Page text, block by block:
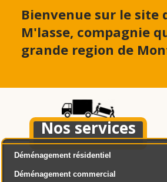
Déménagement résidentiel
Déménagement commercial
Bienvenue sur le site
M'lasse, compagnie
grande region de
Nos services